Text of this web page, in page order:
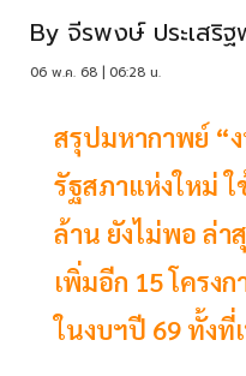
By จีรพงษ์ ประเสริ
06 พ.ค. 68 | 06:28 น.
สรุปมหากาพย์ “
รัฐสภาแห่งใหม่ ใ
ล้าน ยังไม่พอ ล่
เพิ่มอีก 15 โครง
ในงบฯปี 69 ทั้งที่